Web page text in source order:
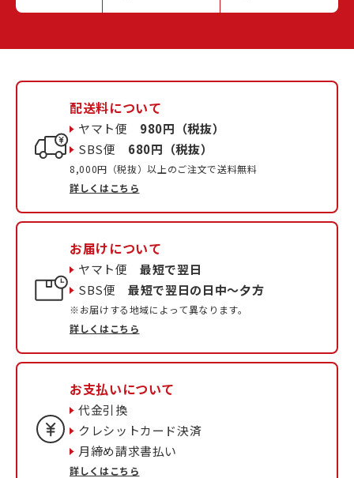
配送料について
ヤマト便 980円（税抜）
SBS便 680円（税抜）
8,000円（税抜）以上のご注文で送料無料
詳しくはこちら
お届けについて
ヤマト便最短で翌日
SBS便最短で翌日の日中〜夕方
※お届けする地域によって異なります。
詳しくはこちら
お支払いについて
代金引換
クレシットカード決済
月締め請求書払い
詳しくはこちら